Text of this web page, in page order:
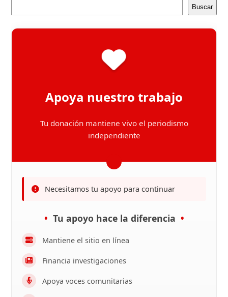
Buscar
Apoya nuestro trabajo
Tu donación mantiene vivo el periodismo
independiente
Necesitamos tu apoyo para continuar
Tu apoyo hace la diferencia
Mantiene el sitio en línea
Financia investigaciones
Apoya voces comunitarias